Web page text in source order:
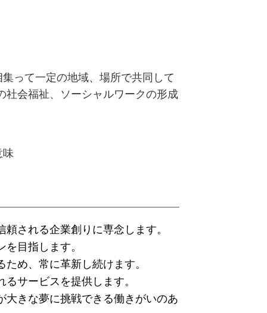
って一定の地域、場所で共同して
社会福祉、ソーシャルワークの形成
味
される企業創りに専念します。
目指します。
め、常に革新し続けます。
サービスを提供します。
大きな夢に挑戦できる働きがいのあ